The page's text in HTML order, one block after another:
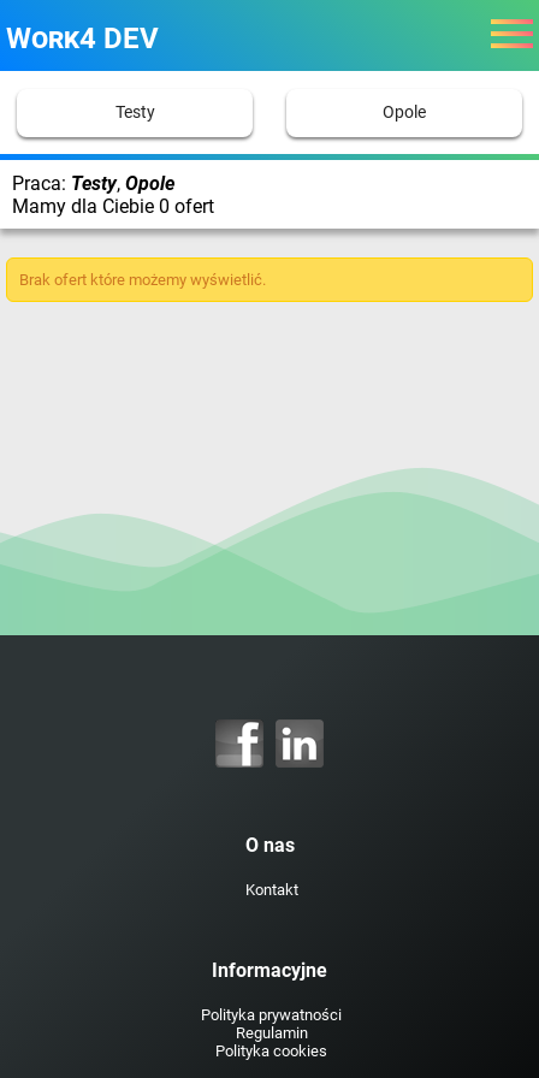
Work4 DEV
Testy Opole
Praca: Testy, Opole
Mamy dla Ciebie 0 ofert
Brak ofert które możemy wyświetlić.
O nas
Kontakt
Informacyjne
Polityka prywatności
Regulamin
Polityka cookies